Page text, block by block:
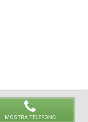
MOSTRA TELEFONO